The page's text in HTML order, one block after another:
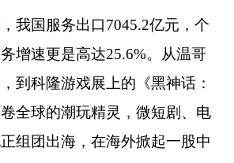
我国服务出口7045.2亿元，个
增速更是高达25.6%。从温哥
到科隆游戏展上的《黑神话：
全球的潮玩精灵，微短剧、电
组团出海，在海外掀起一股中